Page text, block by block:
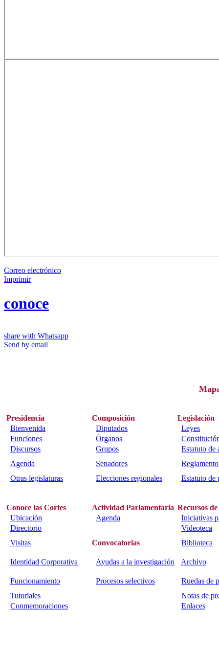
Correo electrónico
Imprimir
conoce
share with Whatsapp
Send by email
Presidencia Composición
Legislación
Bienvenida
Diputados
Leyes
Funciones
Órganos
Discursos
Grupos
Estatuto de
Agenda
Senadores
Reglamento
Otras legislaturas
Elecciones regionales Estatuto de
Conoce las Cortes Actividad Parlamentaria Recursos
Ubicación
Agenda
Iniciativas
Directorio
Videoteca
Visitas
Convocatorias Biblioteca
Identidad Corporativa Ayudas a la investigación Archivo
Funcionamiento Procesos selectivos
Ruedas de
Tutoriales
Notas de
Conmemoraciones
Enlaces